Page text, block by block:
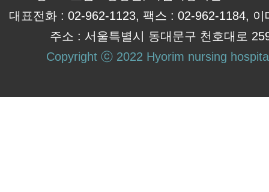
대표전화 : 02-962-1123, 팩스 : 02-962-1184,
주소 : 서울특별시 동대문구 천호대로
Copyright ⓒ 2022 Hyorim nursing